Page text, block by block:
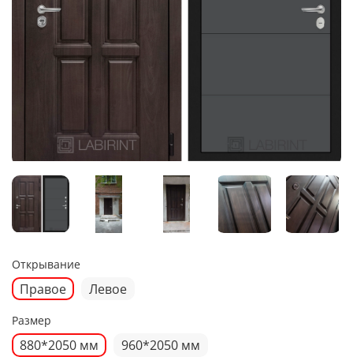
Открывание
Правое Левое
Размер
880*2050 мм 960*2050 мм